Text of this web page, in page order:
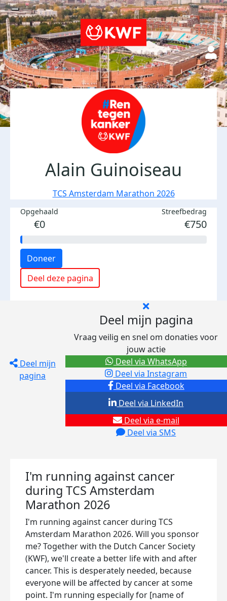
Alain Guinoiseau
TCS Amsterdam Marathon 2026
Opgehaald
€0
Streefbedrag
€750
Doneer
Deel deze pagina
Deel mijn
pagina
Deel mijn pagina
Vraag veilig en snel om donaties voor
jouw actie
Deel via Facebook
Deel via Instagram
Deel via e-mail
Deel via SMS
Deel via LinkedIn
Deel via WhatsApp
I'm running against cancer
during TCS Amsterdam
Marathon 2026
I'm running against cancer during TCS
Amsterdam Marathon 2026. Will you sponsor
me? Together with the Dutch Cancer Society
(KWF), we'll create a better life with and after
cancer. This is desperately needed, because
everyone will be affected by cancer at some
point. I'm running especially for [name of